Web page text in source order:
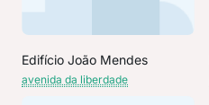
Edifício João Mendes
avenida da liberdade